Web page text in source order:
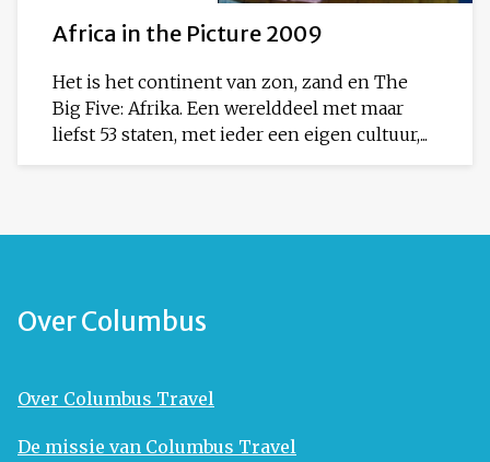
Africa in the Picture 2009
Het is het continent van zon, zand en The
Big Five: Afrika. Een werelddeel met maar
liefst 53 staten, met ieder een eigen cultuur,...
Over Columbus
Over Columbus Travel
De missie van Columbus Travel